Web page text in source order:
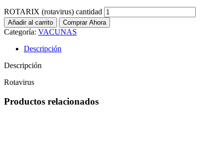
ROTARIX (rotavirus) cantidad
Añadir al carrito Comprar Ahora
Categoría: VACUNAS
Descripción
Descripción
Rotavirus
Productos relacionados